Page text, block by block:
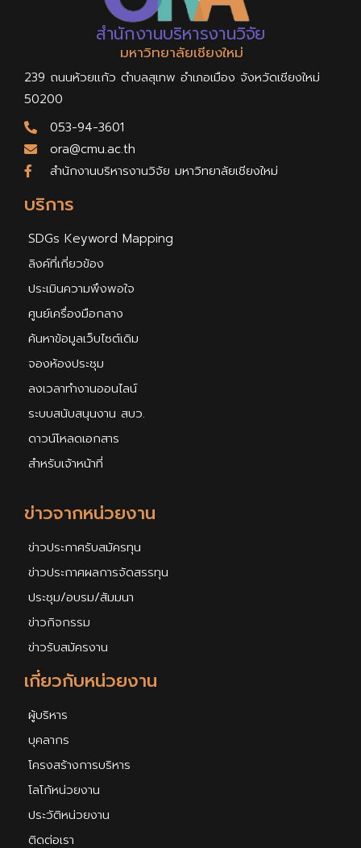
เกี่ยวกับหน่วยงาน
ผู้บริหาร
บุคลากร
โครงสร้างการบริหาร
โลโก้หน่วยงาน
ประวัติหน่วยงาน
ติดต่อเรา
ข่าวจากหน่วยงาน
ข่าวประกาศรับสมัครทุน
ข่าวประกาศผลการจัดสรรทุน
ประชุม/อบรม/สัมมนา
ข่าวกิจกรรม
ข่าวรับสมัครงาน
บริการ
SDGs Keyword Mapping
ลิงค์ที่เกี่ยวข้อง
ประเมินความพึงพอใจ
ศูนย์เครื่องมือกลาง
ค้นหาข้อมูลเว็บไซต์เดิม
จองห้องประชุม
ลงเวลาทำงานออนไลน์
ระบบสนับสนุนงาน สบว.
ดาวน์โหลดเอกสาร
สำหรับเจ้าหน้าที่
สำนักงานบริหารงานวิจัย
มหาวิทยาลัยเชียงใหม่
239 ถนนห้วยแก้ว ตำบลสุเทพ อำเภอเมือง จังหวัดเชียงใหม่
50200
053-94-3601
ora@cmu.ac.th
สำนักงานบริหารงานวิจัย มหาวิทยาลัยเชียงใหม่